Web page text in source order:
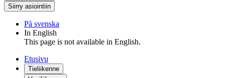
Siirry asiointiin
På svenska
In English
This page is not available in English.
Etusivu
Tieliikenne